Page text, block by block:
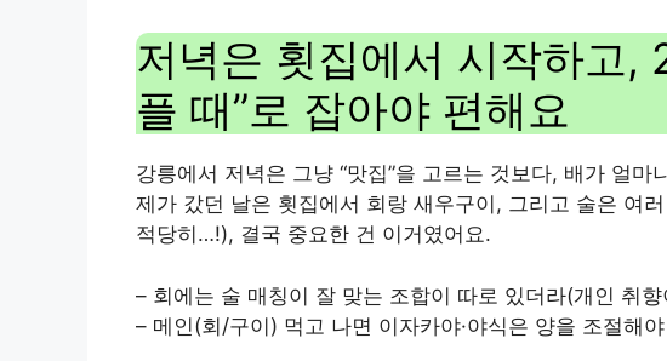
저녁은 횟집에서 시작하고,
플 때”로 잡아야 편해요
강릉에서 저녁은 그냥 “맛집”을 고르는 것보다, 배가 얼
제가 갔던 날은 횟집에서 회랑 새우구이, 그리고 술은 여
적당히…!), 결국 중요한 건 이거였어요.
– 회에는 술 매칭이 잘 맞는 조합이 따로 있더라(개인 취향
– 메인(회/구이) 먹고 나면 이자카야·야식은 양을 조절해